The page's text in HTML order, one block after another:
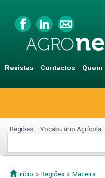
Revistas Contactos Quem
Regiões Vocabulário Agrícola
início Regiões
Madeira